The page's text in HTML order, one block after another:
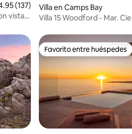
promedio: 4.95 de 5, 137
(137)
vistas
Villa en Camps Bay
Villa 15 Woodford - Mar.
Favorito entre huéspedes
Favorito entre huéspedes